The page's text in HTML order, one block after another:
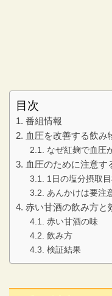
目次
番組情報
血圧を改善する飲み
なぜ紅麹で血圧
血圧のために注意す
1日の塩分摂取
あんかけは要注
赤い甘酒の飲み方と
赤い甘酒の味
飲み方
検証結果